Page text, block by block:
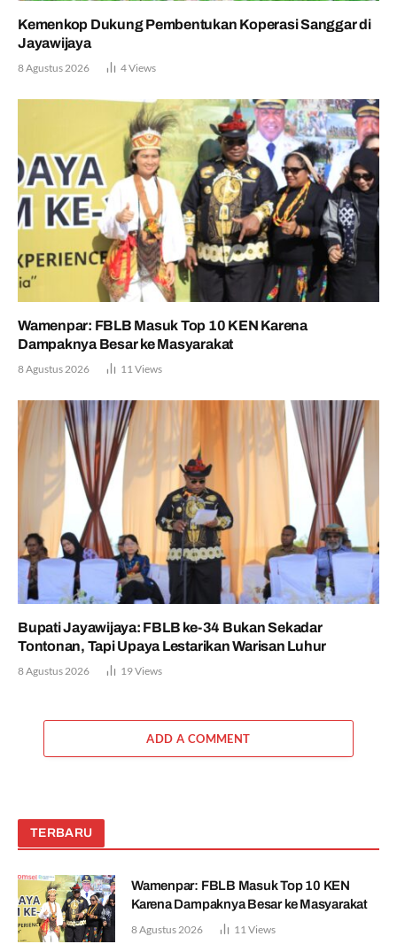
Kemenkop Dukung Pembentukan Koperasi Sanggar di
Jayawijaya
8 Agustus 2026 4Views
Wamenpar: FBLB Masuk Top 10 KEN Karena
Dampaknya Besar ke Masyarakat
8 Agustus 2026 11Views
Bupati Jayawijaya: FBLB ke-34 Bukan Sekadar
Tontonan, Tapi Upaya Lestarikan Warisan Luhur
8 Agustus 2026 19Views
ADD A COMMENT
TERBARU
Wamenpar: FBLB Masuk Top 10 KEN
Karena Dampaknya Besar ke Masyarakat
8 Agustus 2026 11 Views